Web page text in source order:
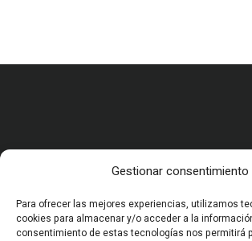
Gestionar consentimiento
Para ofrecer las mejores experiencias, utilizamos
cookies para almacenar y/o acceder a la
consentimiento de estas tecnologías nos permitirá
CARRERA MILITAR Y
VIDA MILITAR EN ESPAÑA
EQUIPAMIENTO Y
OCIO Y CULTURA